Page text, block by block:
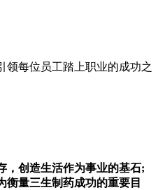
领每位员工踏上职业的成功之
，创造生活作为事业的基石;
衡量三生制药成功的重要目